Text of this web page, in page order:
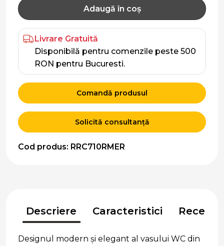
Adaugă în coș
Livrare Gratuită
Disponibilă pentru comenzile peste 500
RON pentru Bucuresti.
Comandă produsul
Solicită consultanță
Cod produs: RRC710RMER
Descriere Caracteristici
Designul modern și elegant al vasului WC din